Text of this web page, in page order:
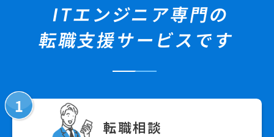
ITエンジニア専門の
転職支援サービスです
転職相談